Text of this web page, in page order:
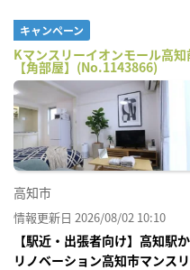
キャンペーン
Kマンスリーイオンモール高
【角部屋】(No.1143866)
高知市
情報更新日 2026/08/02 10:10
【駅近・出張者向け】高知駅
リノベーション高知市マンス